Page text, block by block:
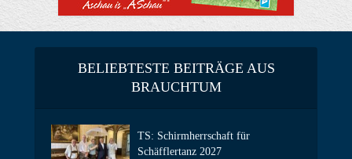
BELIEBTESTE BEITRÄGE AUS
BRAUCHTUM
TS: Schirmherrschaft für
Schäfflertanz 2027